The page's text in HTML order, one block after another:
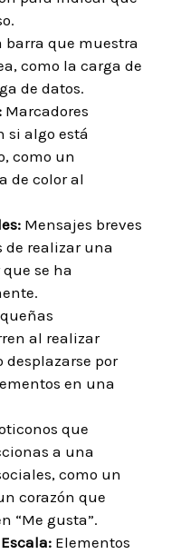
barra que muestra
como la carga de
de datos.
Marcadores
si algo está
como un
de color al
Mensajes breves
de realizar una
se ha
al realizar
desplazarse por
en una
que
a una
como un
corazón que
“Me gusta”.
Elementos